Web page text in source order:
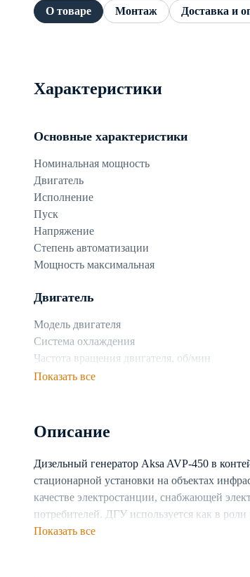
О товаре Монтаж Доставка и
Характеристики
Основные характеристики
Номинальная мощность
Двигатель
Исполнение
Пуск
Напряжение
Степень автоматизации
Мощность максимальная
Двигатель
Модель двигателя
Система охлаждения
Частота вращения двигателя, об/мин
Объем топливного бака
Генератор
Производитель генератора
Число фаз
Показать все
Описание
Дизельный генератор Aksa AVP-450 в
стационарной установки на объектах
качестве электростанции, снабжающей
потребителей. ДГУ используется как в
электростанции. Предусмотрена
Показать все